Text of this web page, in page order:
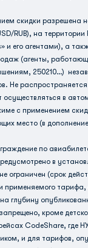
скидки разрешена
RUB), на территории
и его агентами), а
(агенты,
250210…)
Не распространяется
осуществляться в
с применением
место (в
по
в
ограничен (срок
применяемого
глубину
кроме
CodeShare, где
и для тарифов,